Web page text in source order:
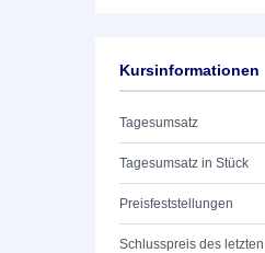
Kursinformationen
Tagesumsatz
Tagesumsatz in Stück
Preisfeststellungen
Schlusspreis des